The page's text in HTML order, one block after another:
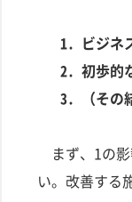
ビジネ
初歩的
（そ
まず、1の
い。改善する